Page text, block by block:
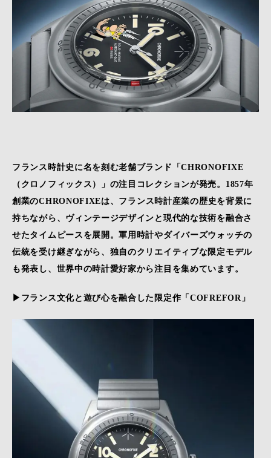
フランス時計史に名を刻む老舗ブランド「CHRONOFIXE
（クロノフィックス）」の注目コレクションが発売。1857年
創業のCHRONOFIXEは、フランス時計産業の歴史を背景に
持ちながら、ヴィンテージデザインと現代的な技術を融合さ
せたタイムピースを展開。軍用時計やダイバーズウォッチの
伝統を受け継ぎながら、独自のクリエイティブな限定モデル
も発表し、世界中の時計愛好家から注目を集めています。
▶フランス文化と遊び心を融合した限定作「COFREFOR 」